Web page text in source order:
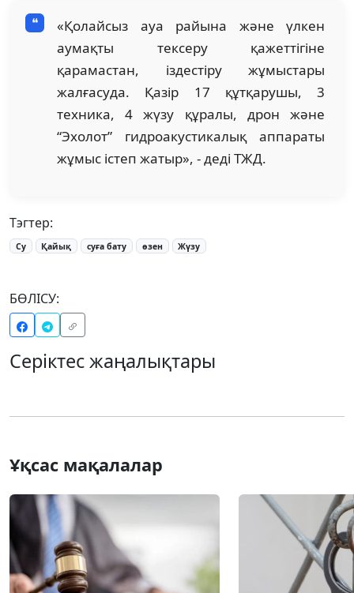
«Қолайсыз ауа райына және үлкен
аумақты тексеру қажеттігіне
қарамастан, іздестіру жұмыстары
жалғасуда. Қазір 17 құтқарушы, 3
техника, 4 жүзу құралы, дрон және
“Эхолот” гидроакустикалық аппараты
жұмыс істеп жатыр», - деді ТЖД.
Тэгтер:
Су Қайық суға бату өзен Жүзу
БӨЛІСУ:
Серіктес жаңалықтары
Ұқсас мақалалар